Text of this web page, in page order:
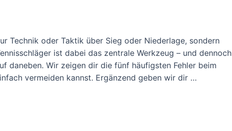
Technik oder Taktik über Sieg oder Niederlage, sondern
ist dabei das zentrale Werkzeug – und dennoch
daneben. Wir zeigen dir die fünf häufigsten Fehler beim
vermeiden kannst. Ergänzend geben wir dir …